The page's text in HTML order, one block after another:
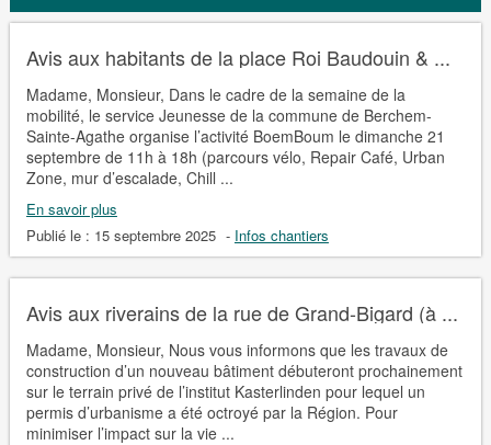
Avis aux habitants de la place Roi Baudouin & ...
Madame, Monsieur, Dans le cadre de la semaine de la
mobilité, le service Jeunesse de la commune de Berchem-
Sainte-Agathe organise l’activité BoemBoum le dimanche 21
septembre de 11h à 18h (parcours vélo, Repair Café, Urban
Zone, mur d’escalade, Chill ...
En savoir plus
Publié le : 15 septembre 2025 - Infos chantiers
Avis aux riverains de la rue de Grand-Bigard (à ...
Madame, Monsieur, Nous vous informons que les travaux de
construction d’un nouveau bâtiment débuteront prochainement
sur le terrain privé de l’institut Kasterlinden pour lequel un
permis d’urbanisme a été octroyé par la Région. Pour
minimiser l’impact sur la vie ...